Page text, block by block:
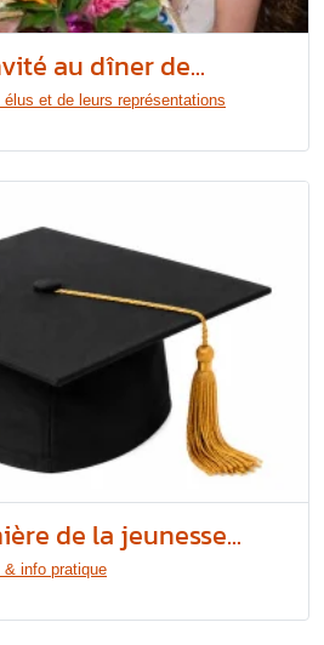
au dîner de...
et de leurs représentations
de la jeunesse...
& info pratique